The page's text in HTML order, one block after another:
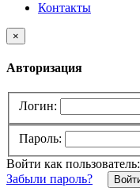
Контакты
×
Авторизация
Логин:
Пароль:
Войти как пользователь:
Забыли пароль?